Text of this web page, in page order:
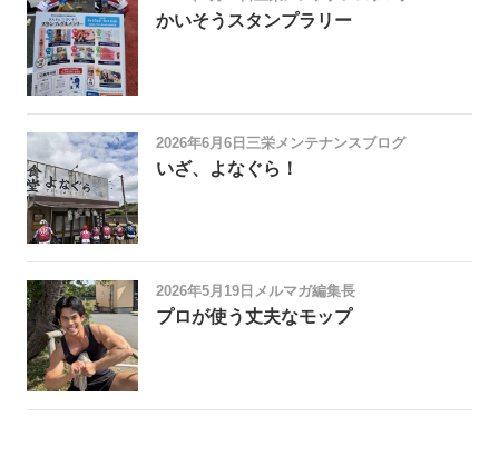
かいそうスタンプラリー
2026年6月6日 三栄メンテナンスブログ
いざ、よなぐら！
2026年5月19日 メルマガ編集長
プロが使う丈夫なモップ